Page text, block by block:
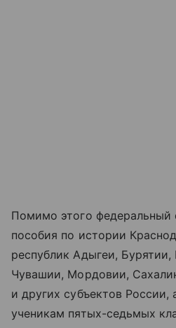
Помимо этого федеральный
пособия по истории
республик Адыгеи,
Чувашии, Мордовии,
и других субъектов России,
ученикам пятых-седьмых